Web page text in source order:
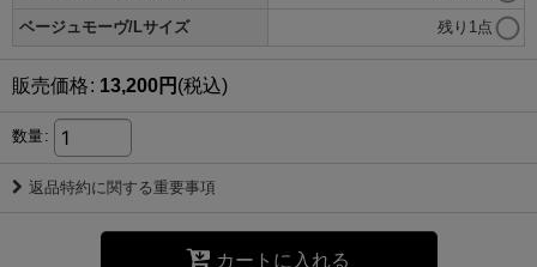
ベージュモーヴ/Lサイズ 残り1点
販売価格: 13,200円 (税込)
数量:
返品特約に関する重要事項
カートに入れる